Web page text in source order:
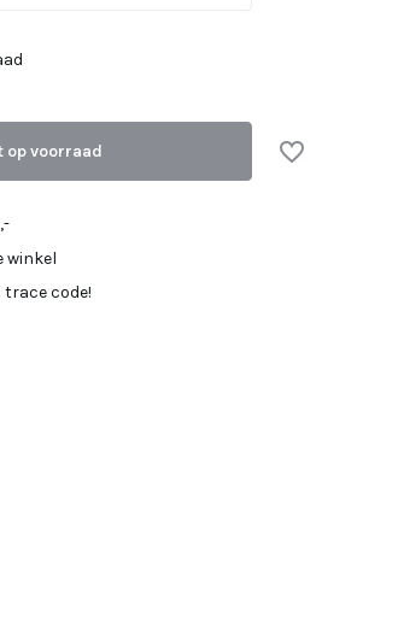
op voorraad
winkel
code!